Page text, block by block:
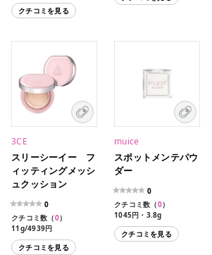
クチコミを見る
3CE
スリーシーイー フ
ィッティングメッシ
ュクッション
0
クチコミ数（0）
11g/4939円
クチコミを見る
muice
スポットメンテパウ
ダー
0
クチコミ数（0）
1045円・3.8g
クチコミを見る